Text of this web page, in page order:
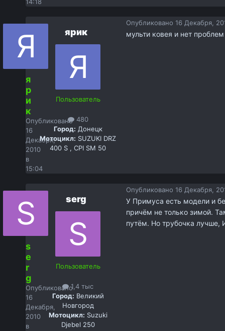
14:18
я
р
и
к
Опубликовано
16
Декабря,
2010
в
15:04
ярик
Пользователь
480
Город: Донецк
Мотоцикл: SUZUKI DRZ
400 S , CPI SM 50
Опубликовано16 Декабря,
мульти ковея и нет проблем
s
e
r
g
Опубликовано
16
Декабря,
2010
в
serg
Пользователь
1,4 тыс
Город: Великий
Новгород
Мотоцикл: Suzuki
Djebel 250
Опубликовано16 Декабря,
У Примуса есть модели и
причём не только зимой.
путём. Но трубочка